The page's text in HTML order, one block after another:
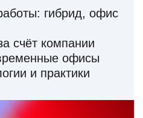
гибрид, офис
счёт компании
офисы
и практики